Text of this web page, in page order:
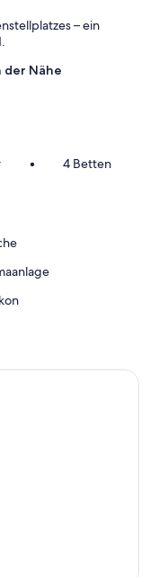
– ein
der Nähe
• 4 Betten